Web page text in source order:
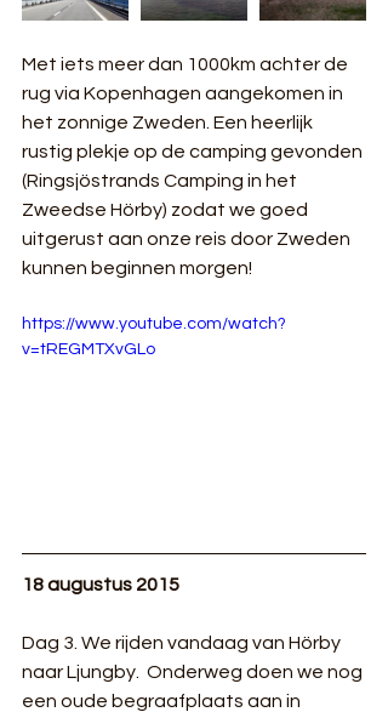
Met iets meer dan 1000km achter de
rug via Kopenhagen aangekomen in
het zonnige Zweden. Een heerlijk
rustig plekje op de camping gevonden
(Ringsjöstrands Camping in het
Zweedse Hörby) zodat we goed
uitgerust aan onze reis door Zweden
kunnen beginnen morgen!
https://www.youtube.com/watch?
v=tREGMTXvGLo
18 augustus 2015
Dag 3. We rijden vandaag van Hörby
naar Ljungby.  Onderweg doen we nog
een oude begraafplaats aan in